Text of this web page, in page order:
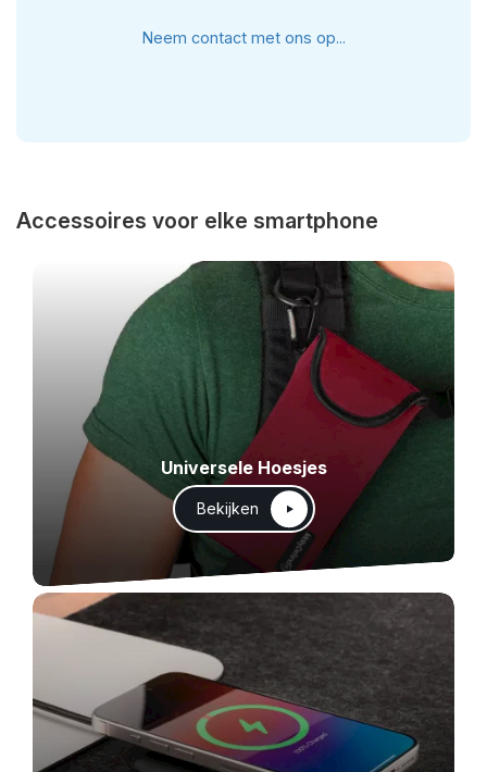
Neem contact met ons op...
Accessoires voor elke smartphone
Universele Hoesjes
Bekijken